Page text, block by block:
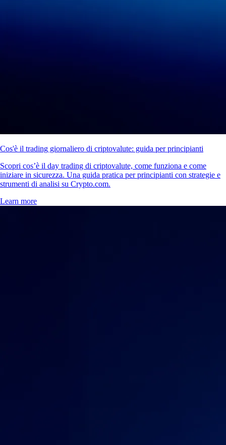
Cos'è il trading giornaliero di criptovalute: guida per principianti
Scopri cos’è il day trading di criptovalute, come funziona e come
iniziare in sicurezza. Una guida pratica per principianti con strategie e
strumenti di analisi su Crypto.com.
Learn more